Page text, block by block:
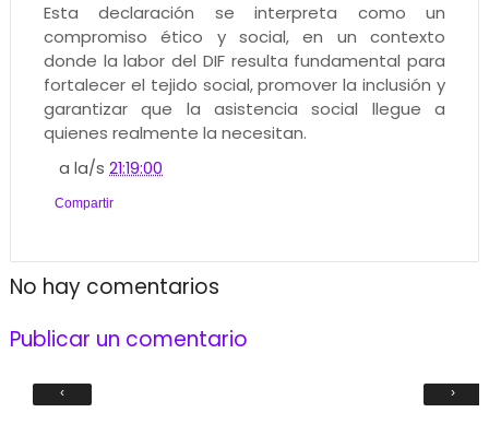
Esta declaración se interpreta como un
compromiso ético y social, en un contexto
donde la labor del DIF resulta fundamental para
fortalecer el tejido social, promover la inclusión y
garantizar que la asistencia social llegue a
quienes realmente la necesitan.
a la/s21:19:00
Compartir
No hay comentarios
Publicar un comentario
‹ ›